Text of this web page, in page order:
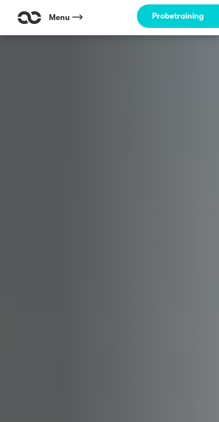
Menu Probetraining
Outdoor Fitness direkt um die Ecke: Hanielpark Düsseldorf ☀️